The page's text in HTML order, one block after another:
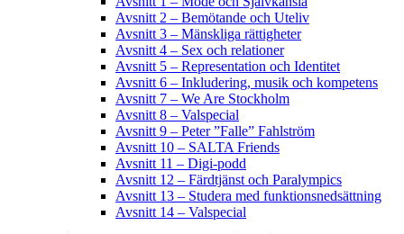
Avsnitt 2 – Bemötande och Uteliv
Avsnitt 3 – Mänskliga rättigheter
Avsnitt 4 – Sex och relationer
Avsnitt 5 – Representation och Identitet
Avsnitt 6 – Inkludering, musik och kompetens
Avsnitt 7 – We Are Stockholm
Avsnitt 8 – Valspecial
Avsnitt 9 – Peter ”Falle” Fahlström
Avsnitt 10 – SALTA Friends
Avsnitt 11 – Digi-podd
Avsnitt 12 – Färdtjänst och Paralympics
Avsnitt 13 – Studera med funktionsnedsättning
Avsnitt 14 – Valspecial